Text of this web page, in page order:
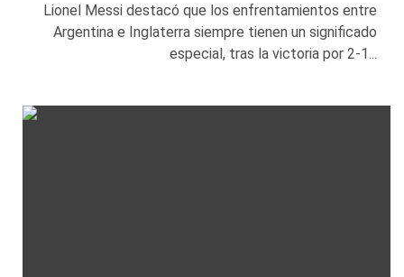
Lionel Messi destacó que los enfrentamientos entre
Argentina e Inglaterra siempre tienen un significado
especial, tras la victoria por 2-1...